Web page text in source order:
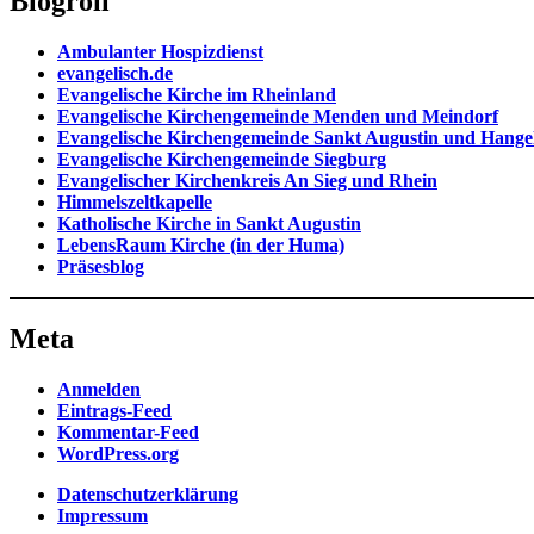
Ambulanter Hospizdienst
evangelisch.de
Evangelische Kirche im Rheinland
Evangelische Kirchengemeinde Menden und Meindorf
Evangelische Kirchengemeinde Sankt Augustin und
Evangelische Kirchengemeinde Siegburg
Evangelischer Kirchenkreis An Sieg und Rhein
Himmelszeltkapelle
Katholische Kirche in Sankt Augustin
LebensRaum Kirche (in der Huma)
Präsesblog
Meta
Anmelden
Eintrags-Feed
Kommentar-Feed
WordPress.org
Datenschutzerklärung
Impressum